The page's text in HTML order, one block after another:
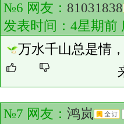
№6 网友： 81031838
发表时间：4星期前
万水千山总是情
№7 网友： 鸿岚